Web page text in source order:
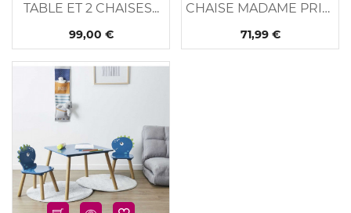
TABLE ET 2 CHAISES...
99,00 €
CHAISE MADAME PRINCESSE
71,99 €